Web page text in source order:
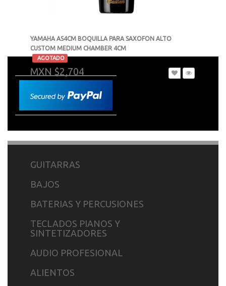
YAMAHA AS4CM BOQUILLA PARA SAXOFON ALTO
CUSTOM MEDIUM CHAMBER 4CM
-
AGOTADO
MXN $2,704
GUITARRAS
BAJOS
BATERIAS Y PERCUSIONES
TECLADOS PIANOS Y
SINTETIZADORES
AUDIO PROFESIONAL
ALIENTOS